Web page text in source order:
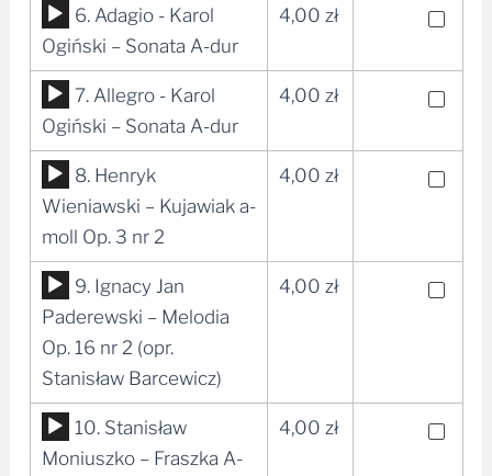
Odtwarzacz
plików
dźwiękowych
6. Adagio - Karol
Ogiński – Sonata A-dur
4,00 zł
Odtwarzacz
plików
dźwiękowych
7. Allegro - Karol
Ogiński – Sonata A-dur
4,00 zł
Odtwarzacz
plików
dźwiękowych
8. Henryk
Wieniawski – Kujawiak a-
moll Op. 3 nr 2
4,00 zł
Odtwarzacz
plików
dźwiękowych
9. Ignacy Jan
Paderewski – Melodia
Op. 16 nr 2 (opr.
Stanisław Barcewicz)
4,00 zł
Odtwarzacz
plików
10. Stanisław
Moniuszko – Fraszka A-
4,00 zł